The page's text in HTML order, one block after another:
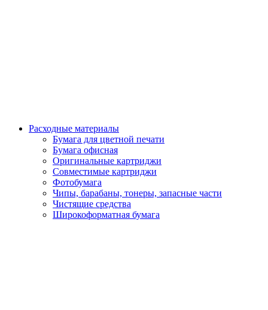
Расходные материалы
Бумага для цветной печати
Бумага офисная
Оригинальные картриджи
Совместимые картриджи
Фотобумага
Чипы, барабаны, тонеры, запасные части
Чистящие средства
Широкоформатная бумага